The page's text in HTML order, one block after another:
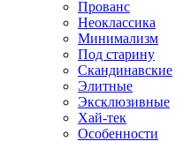
Прованс
Неоклассика
Минимализм
Под старину
Скандинавские
Элитные
Эксклюзивные
Хай-тек
Особенности